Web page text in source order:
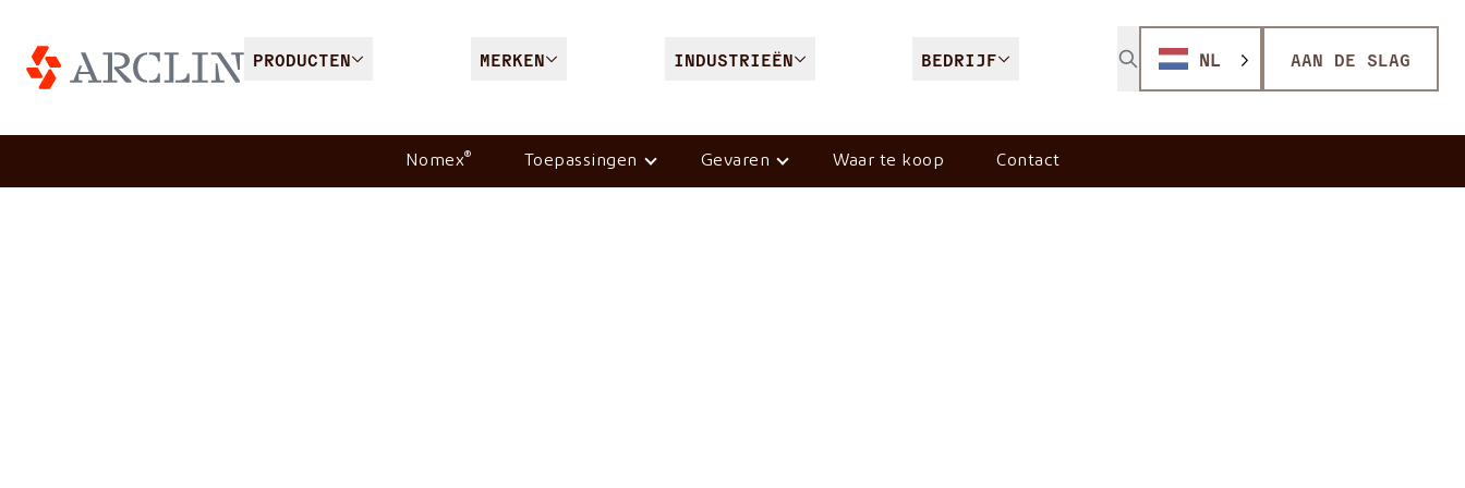
PRODUCTEN MERKEN INDUSTRIEËN BEDRIJF NL AAN DE SLAG
Nomex® Toepassingen Gevaren Waar te koop Contact